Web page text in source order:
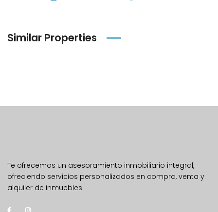
Similar Properties
Te ofrecemos un asesoramiento inmobiliario integral,
ofreciendo servicios personalizados en compra, venta y
alquiler de inmuebles.